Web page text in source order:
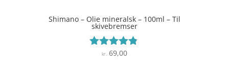
Shimano – Olie mineralsk – 100ml – Til
skivebremser
Vurderet
kr.69,00